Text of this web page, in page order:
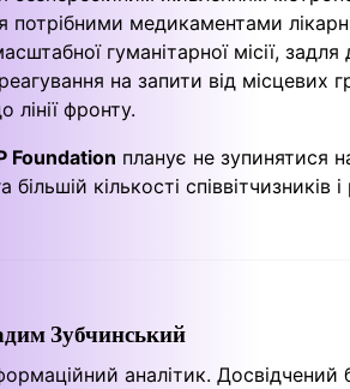
потрібними медикаментами
гуманітарної місії,
на запити від
лінії фронту.
Foundation планує не зупинятися
кількості
Зубчинський
аналітик. Досвідчений